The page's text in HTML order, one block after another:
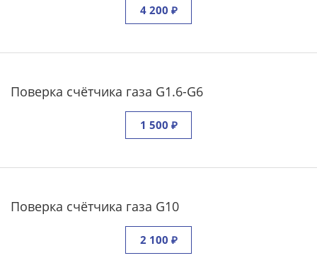
4 200 ₽
Поверка счётчика газа G1.6-G6
1 500 ₽
Поверка счётчика газа G10
2 100 ₽